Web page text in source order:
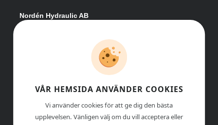
Nordén Hydraulic AB
info@nordenhydraulic.se
Org-nr: 556531-8424
VÅR HEMSIDA ANVÄNDER COOKIES
Vi använder cookies för att ge dig den bästa
upplevelsen. Vänligen välj om du vill acceptera eller